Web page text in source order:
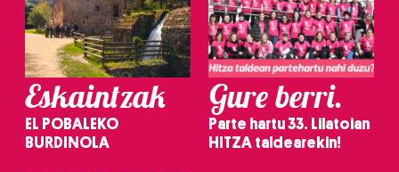
Eskaintzak
EL POBALEKO
BURDINOLA
Gure berri.
Parte hartu 33. Lilatoian
HITZA taldearekin!